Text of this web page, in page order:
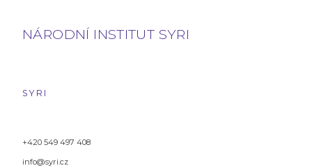
NÁRODNÍ INSTITUT SYRI
SYRI
+420 549 497 408
info@syri.cz